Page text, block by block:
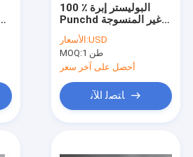
100 ٪ البوليستر إبرة
Punchd غير المنسوجة
النسيج لباد السجاد
الوقايات حقيبة
الأسعار:USD
MOQ:
1 طن
أحصل على آخر سعر
ﺎﺘﺼﻟ ﺍﻶﻧ